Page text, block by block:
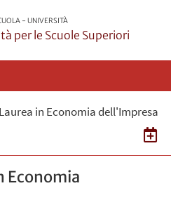
- UNIVERSITÀ
per le Scuole Superiori
in Economia dell'Impresa
Economia